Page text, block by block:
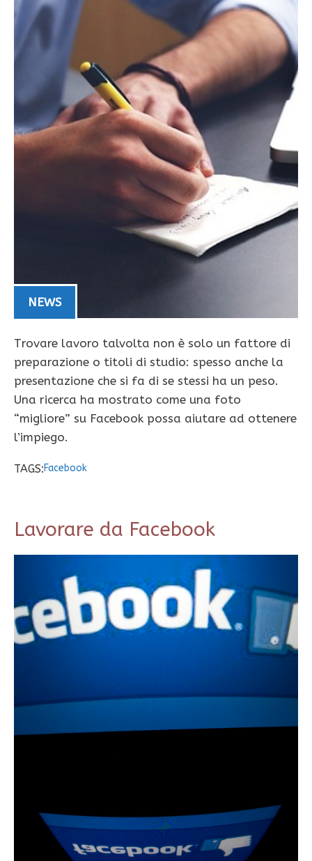
NEWS
Trovare lavoro talvolta non è solo un fattore di
preparazione o titoli di studio: spesso anche la
presentazione che si fa di se stessi ha un peso.
Una ricerca ha mostrato come una foto
“migliore” su Facebook possa aiutare ad ottenere
l’impiego.
TAGS:Facebook
Lavorare da Facebook